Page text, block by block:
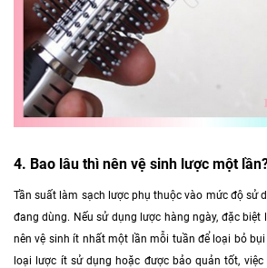
4. Bao lâu thì nên vệ sinh lược một
Tần suất làm sạch lược phụ thuộc vào mức độ sử
đang dùng. Nếu sử dụng lược hàng ngày, đặc biệt
nên vệ sinh ít nhất một lần mỗi tuần để loại bỏ
loại lược ít sử dụng hoặc được bảo quản tốt,